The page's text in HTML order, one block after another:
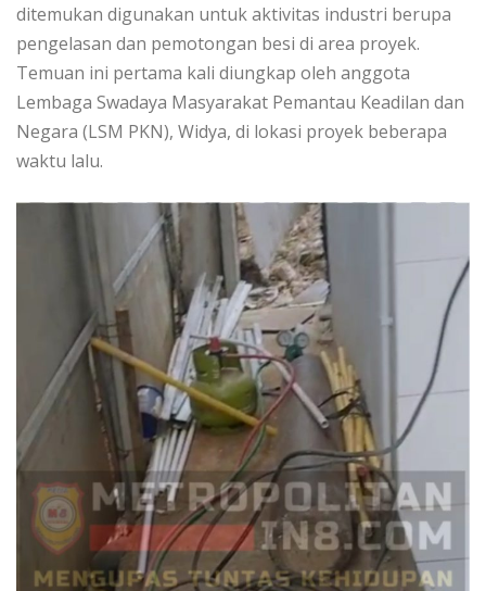
ditemukan digunakan untuk aktivitas industri berupa
pengelasan dan pemotongan besi di area proyek.
Temuan ini pertama kali diungkap oleh anggota
Lembaga Swadaya Masyarakat Pemantau Keadilan dan
Negara (LSM PKN), Widya, di lokasi proyek beberapa
waktu lalu.